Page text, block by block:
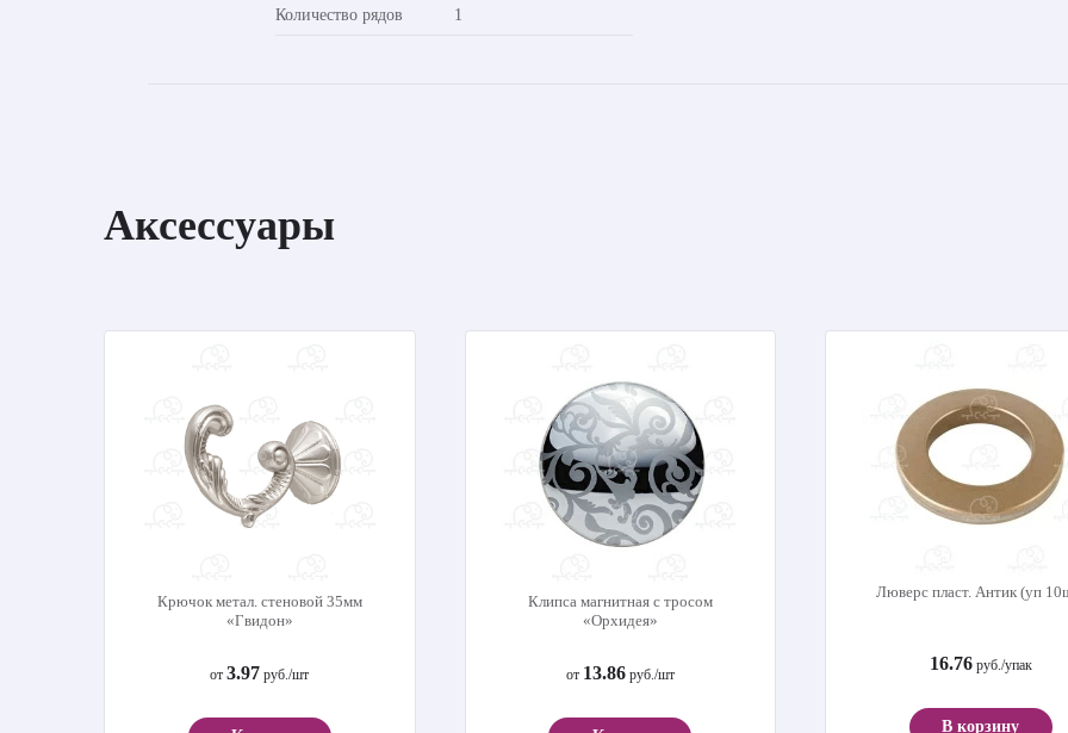
Количество рядов 1
Аксессуары
Крючок метал. стеновой 35мм
«Гвидон»
от3.97 руб./шт
Клипса магнитная с тросом
«Орхидея»
от 13.86руб./шт
Люверс пласт. Антик (уп
16.76руб./упак
В корзину